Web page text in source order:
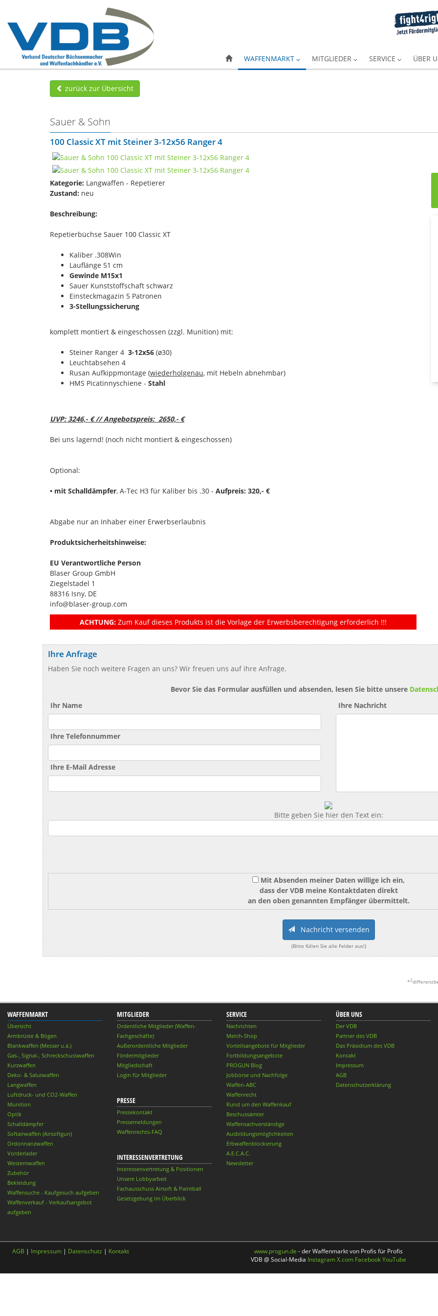
WAFFENMARKT MITGLIEDER SERVICE ÜBER
zurück zur Übersicht
Sauer & Sohn
100 Classic XT mit Steiner 3-12x56 Ranger 4
Kategorie: Langwaffen - Repetierer
Zustand: neu
Beschreibung:
Repetierbüchse Sauer 100 Classic XT
Kaliber .308Win
Lauflänge 51 cm
Gewinde M15x1
Sauer Kunststoffschaft schwarz
Einsteckmagazin 5 Patronen
3-Stellungssicherung
komplett montiert & eingeschossen (zzgl. Munition) mit:
Steiner Ranger 4 3-12x56 (ø30)
Leuchtabsehen 4
Rusan Aufkippmontage (wiederholgenau, mit Hebeln abnehmbar)
HMS Picatinnyschiene - Stahl
UVP: 3246,- € // Angebotspreis: 2650,- €
Bei uns lagernd! (noch nicht montiert & eingeschossen)
Optional:
• mit Schalldämpfer, A-Tec H3 für Kaliber bis .30 - Aufpreis: 320,- €
Abgabe nur an Inhaber einer Erwerbserlaubnis
Produktsicherheitshinweise:
EU Verantwortliche Person
Blaser Group GmbH
Ziegelstadel 1
88316 Isny, DE
info@blaser-group.com
ACHTUNG: Zum Kauf dieses Produkts ist die Vorlage der Erwerbsberechtigung erforderlich !!!
Ihre Anfrage
Haben Sie noch weitere Fragen an uns? Wir freuen uns auf ihre Anfrage.
Bevor Sie das Formular ausfüllen und absenden, lesen Sie bitte unsere
Ihr Name
Ihre Telefonnummer
Ihre E-Mail Adresse
Ihre Nachricht
Bitte geben Sie hier den Text ein:
Mit Absenden meiner Daten willige ich ein,
dass der VDB meine Kontaktdaten direkt
an den oben genannten Empfänger übermittelt.
Nachricht versenden
(Bitte füllen Sie alle Felder aus!)
*2
WAFFENMARKT
Übersicht
Armbrüste & Bögen
Blankwaffen (Messer u.ä.)
Gas-, Signal-, Schreckschusswaffen
Kurzwaffen
Deko- & Salutwaffen
Langwaffen
Luftdruck- und CO2-Waffen
Munition
Optik
Schalldämpfer
Softairwaffen (Airsoftgun)
Ordonnanzwaffen
Vorderlader
Westernwaffen
Zubehör
Bekleidung
Waffensuche - Kaufgesuch aufgeben
Waffenverkauf - Verkaufsangebot
aufgeben
MITGLIEDER
Ordentliche Mitglieder (Waffen-
Fachgeschäfte)
Außerordentliche Mitglieder
Fördermitglieder
Mitgliedschaft
Login für Mitglieder
PRESSE
Pressekontakt
Pressemeldungen
Waffenrechts-FAQ
INTERESSENVERTRETUNG
Interessenvertretung & Positionen
Unsere Lobbyarbeit
Fachausschuss Airsoft & Paintball
Gesetzgebung im Überblick
SERVICE
Nachrichten
Merch-Shop
Vorteilsangebote für Mitglieder
Fortbildungsangebote
PROGUN Blog
Jobbörse und Nachfolge
Waffen-ABC
Waffenrecht
Rund um den Waffenkauf
Beschussämter
Waffensachverständige
Ausbildungsmöglichkeiten
Erbwaffenblockierung
A.E.C.A.C.
Newsletter
ÜBER UNS
Der VDB
Partner des VDB
Das Präsidium des VDB
Kontakt
Impressum
AGB
Datenschutzerklärung
AGB | Impressum | Datenschutz | Kontakt www.progun.de - der Waffenmarkt von Profis für Profis
VDB @ Social-Media InstagramX.com FacebookYouTube